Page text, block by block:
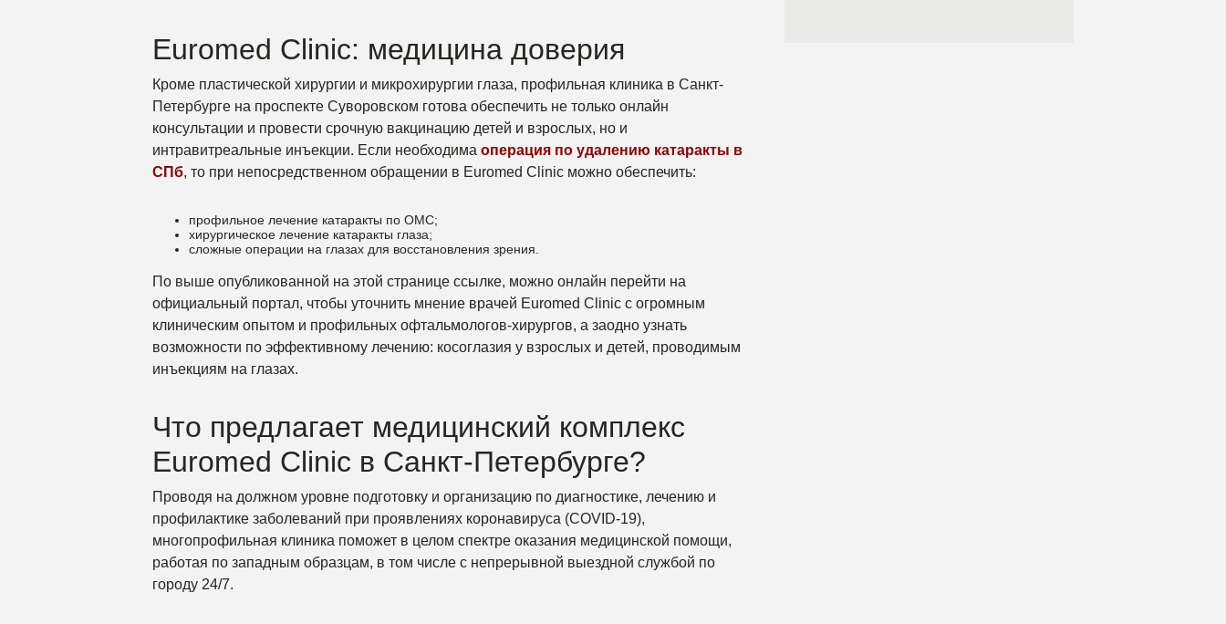
Euromed Clinic: медицина доверия
Кроме пластической хирургии и микрохирургии глаза, профильная клиника в Санкт-
Петербурге на проспекте Суворовском готова обеспечить не только онлайн
консультации и провести срочную вакцинацию детей и взрослых, но и
интравитреальные инъекции. Если необходима операция по удалению катаракты в
СПб, то при непосредственном обращении в Euromed Clinic можно обеспечить:
профильное лечение катаракты по ОМС;
хирургическое лечение катаракты глаза;
сложные операции на глазах для восстановления зрения.
По выше опубликованной на этой странице ссылке, можно онлайн перейти на
официальный портал, чтобы уточнить мнение врачей Euromed Clinic с огромным
клиническим опытом и профильных офтальмологов-хирургов, а заодно узнать
возможности по эффективному лечению: косоглазия у взрослых и детей, проводимым
инъекциям на глазах.
Что предлагает медицинский комплекс
Euromed Clinic в Санкт-Петербурге?
Проводя на должном уровне подготовку и организацию по диагностике, лечению и
профилактике заболеваний при проявлениях коронавируса (COVID-19),
многопрофильная клиника поможет в целом спектре оказания медицинской помощи,
работая по западным образцам, в том числе с непрерывной выездной службой по
городу 24/7.